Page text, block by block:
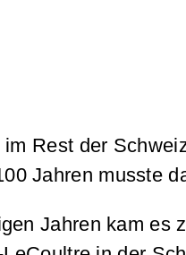
Rest der
Jahren musste
Jahren kam